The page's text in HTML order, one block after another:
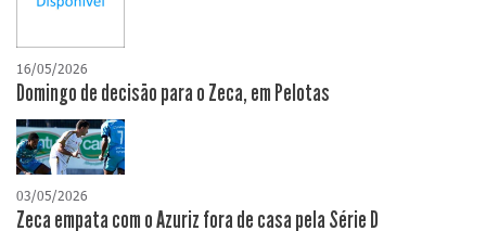
16/05/2026
Domingo de decisão para o Zeca, em Pelotas
03/05/2026
Zeca empata com o Azuriz fora de casa pela Série D